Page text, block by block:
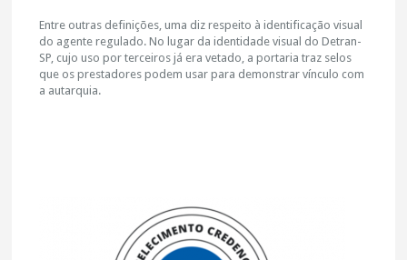
Entre outras definições, uma diz respeito à identificação visual
do agente regulado. No lugar da identidade visual do Detran-
SP, cujo uso por terceiros já era vetado, a portaria traz selos
que os prestadores podem usar para demonstrar vínculo com
a autarquia.